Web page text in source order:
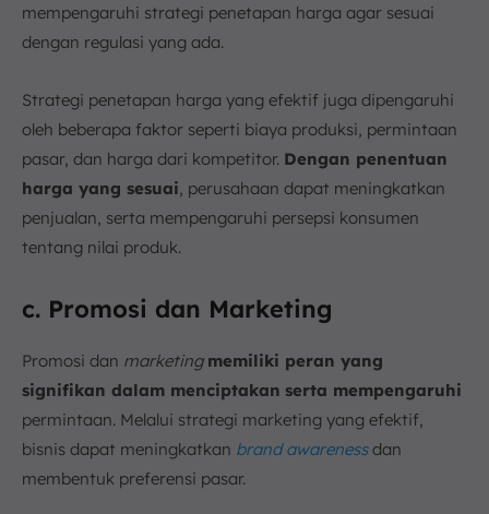
mempengaruhi strategi penetapan harga agar sesuai
dengan regulasi yang ada.
Strategi penetapan harga yang efektif juga dipengaruhi
oleh beberapa faktor seperti biaya produksi, permintaan
pasar, dan harga dari kompetitor. Dengan penentuan
harga yang sesuai , perusahaan dapat meningkatkan
penjualan, serta mempengaruhi persepsi konsumen
tentang nilai produk.
c. Promosi dan Marketing
Promosi dan marketing memiliki peran yang
signifikan dalam menciptakan serta mempengaruhi
permintaan. Melalui strategi marketing yang efektif,
bisnis dapat meningkatkan brand awarenessdan
membentuk preferensi pasar.